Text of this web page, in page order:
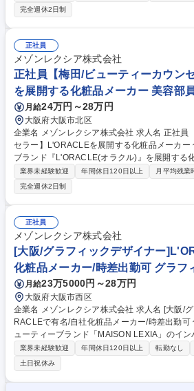
お客様に寄り添い、美しさ・豊かさを引き出すお仕事で
質やライフスタイルに合わせたスキンケア・美
頭でのサンプリング配布やお声がけによる新
レイや売場づくり、在庫管理■リピーターのお
築 ★美容を通じて「健康的な美しさ（ウェルネ
毎日をより豊かにするポジションです★人と接
人ひとりと丁寧に向き合えるお仕事です 募集職種 【梅田/ビューティーカ
ウンセラー】新発想[菌美容]マイバイオームで話
完全週休2日制
正社員
メゾンレクシア株式会社
正社員【梅田/ビューティーカウン
を展開する化粧品メーカー 美容部
月給24万円～28万円
大阪府大阪市北区
企業名 メゾンレクシア株式会社 求人名 正社員【梅田/ビューティーカウン
セラー】L'ORACLEを展開する化粧品メーカー 仕事の内容 ≪スキンケア
ブランド『L'ORACLE(オラクル)』を展開する
自社製造の、肌により良い化粧品。お客様に寄
かさを感じていただけるカウンセリング・ご提案をお任
質やライフスタイルに合わせたスキンケア・美
頭でのサンプリング配布やお声がけによる新
レイや売場づくり、在庫管理■リピーターのお
築 ★美容を通じて「健康的な美しさ（ウェルネ
毎日をより豊かにするポジションです★人と接
人ひとりと丁寧に向き合えるお仕事です 募集職種 正社員【梅田/ビューテ
ィーカウンセラー】L'ORACLEを展開する化粧
業界未経験歓迎 年間休日120日以上 月平均残業
完全週休2日制
正社員
メゾンレクシア株式会社
[大阪/グラフィックデザイナー
化粧品メーカー/時差出勤可 グラフ
月給23万5000円～28万円
大阪府大阪市西区
企業名 メゾンレクシア株式会社 求人名 [大阪/グラフィックデザイナー]L'O
RACLEで有名/自社化粧品メーカー/時差出勤可 仕事の内容 ウェルネスビ
ューティーブランド「MAISON LEXIA」のイ
印刷物・WEB・SNS・パッケージデザイン等
す。ご経験によっては、制作ディレクションもお任せし
フレット、フライヤー等の印刷物のデザイン
ザイン ■SNSのデザイン ■直営店、POPUPの
業界未経験歓迎 年間休日120日以上 転勤なし
土日祝休み